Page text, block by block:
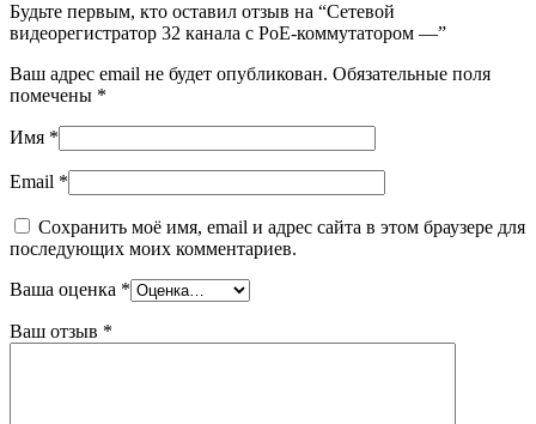
Будьте первым, кто оставил отзыв на “Сетевой
видеорегистратор 32 канала с PoE-коммутатором —”
Ваш адрес email не будет опубликован. Обязательные поля
помечены *
Имя *
Email *
Сохранить моё имя, email и адрес сайта в этом браузере для
последующих моих комментариев.
Ваша оценка *
Ваш отзыв *